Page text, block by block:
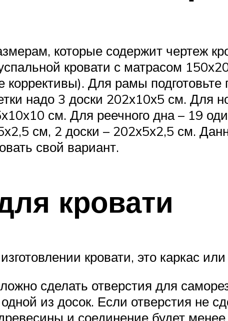
которые содержит чертеж
кровати с матрасом
Для рамы
надо 3 доски 202х10х5 см. Для
см. Для реечного дна – 19
см, 2 доски – 202х5х2,5 см.
свой вариант.
кровати
кровати, это каркас
сделать отверстия для
из досок. Если отверстия не
и соединение будет